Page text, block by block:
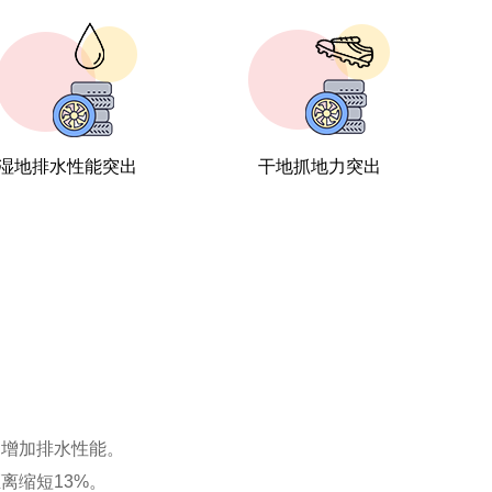
地排水性能突出 干地抓地力突出
加排水性能。
缩短13%。